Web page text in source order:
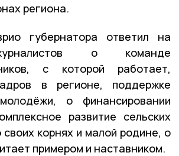
региона.
губернатора ответил на
о команде
с которой работает,
в регионе, поддержке
о финансировании
развитие сельских
своих корнях и малой родине, о
примером и наставником.